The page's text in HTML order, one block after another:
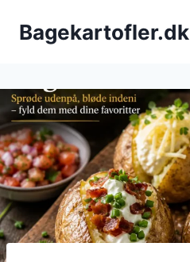
Bagekartofler.dk